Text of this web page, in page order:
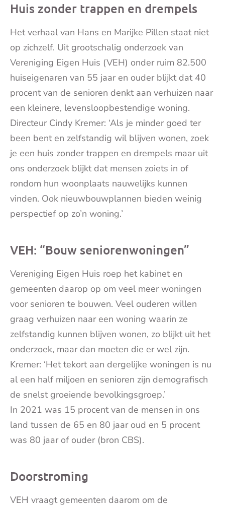
Huis zonder trappen en drempels
Het verhaal van Hans en Marijke Pillen staat niet
op zichzelf. Uit grootschalig onderzoek van
Vereniging Eigen Huis (VEH) onder ruim 82.500
huiseigenaren van 55 jaar en ouder blijkt dat 40
procent van de senioren denkt aan verhuizen naar
een kleinere, levensloopbestendige woning.
Directeur Cindy Kremer: ‘Als je minder goed ter
been bent en zelfstandig wil blijven wonen, zoek
je een huis zonder trappen en drempels maar uit
ons onderzoek blijkt dat mensen zoiets in of
rondom hun woonplaats nauwelijks kunnen
vinden. Ook nieuwbouwplannen bieden weinig
perspectief op zo’n woning.’
VEH: “Bouw seniorenwoningen”
Vereniging Eigen Huis roep het kabinet en
gemeenten daarop op om veel meer woningen
voor senioren te bouwen. Veel ouderen willen
graag verhuizen naar een woning waarin ze
zelfstandig kunnen blijven wonen, zo blijkt uit het
onderzoek, maar dan moeten die er wel zijn.
Kremer: ‘Het tekort aan dergelijke woningen is nu
al een half miljoen en senioren zijn demografisch
de snelst groeiende bevolkingsgroep.’
In 2021 was 15 procent van de mensen in ons
land tussen de 65 en 80 jaar oud en 5 procent
was 80 jaar of ouder (bron CBS).
Doorstroming
VEH vraagt gemeenten daarom om de